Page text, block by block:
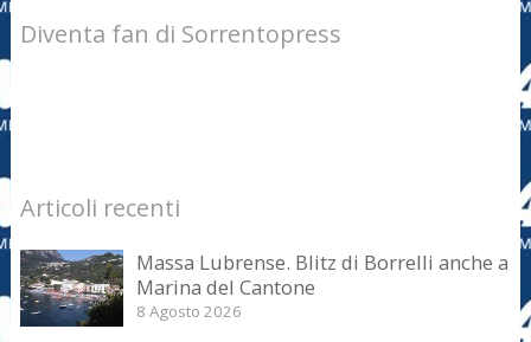
Diventa fan di Sorrentopress
Articoli recenti
Massa Lubrense. Blitz di Borrelli anche a
Marina del Cantone
8 Agosto 2026